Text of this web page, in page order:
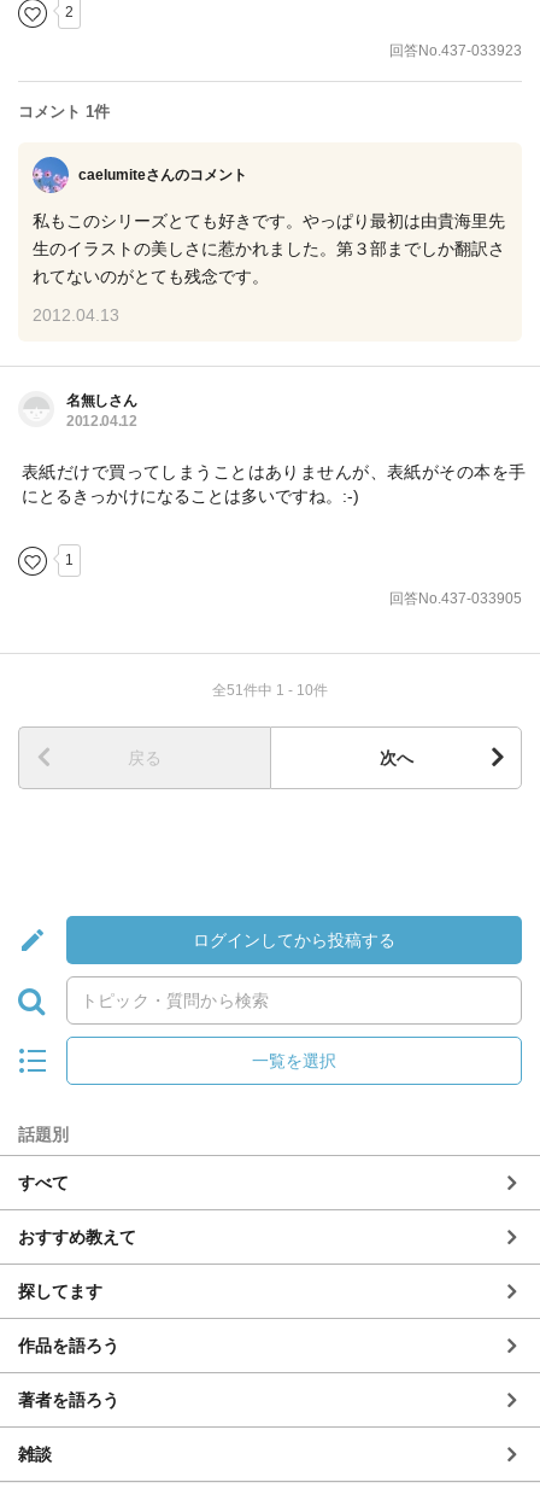
2
回答No.437-033923
コメント 1件
caelumiteさんのコメント
私もこのシリーズとても好きです。やっぱり最初は由貴海里先
生のイラストの美しさに惹かれました。第３部までしか翻訳さ
れてないのがとても残念です。
2012.04.13
名無しさん
2012.04.12
表紙だけで買ってしまうことはありませんが、表紙がその本を手
にとるきっかけになることは多いですね。:-)
1
回答No.437-033905
全51件中 1 - 10件
戻る 次へ
ログインしてから投稿する
一覧を選択
話題別
すべて
おすすめ教えて
探してます
作品を語ろう
著者を語ろう
雑談